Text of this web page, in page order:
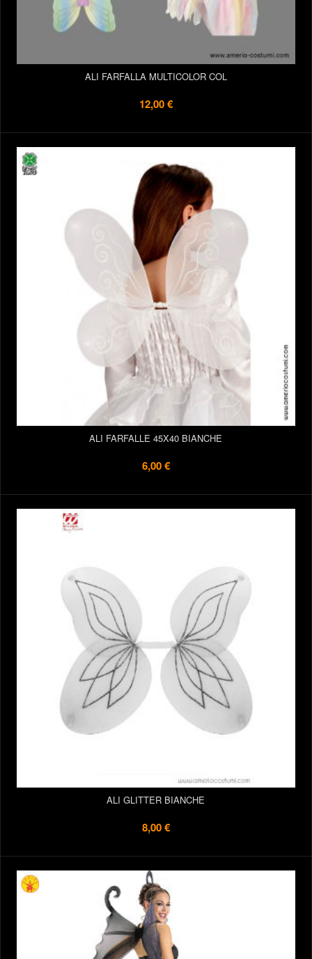
ALI FARFALLA MULTICOLOR COL
12,00 €
ALI FARFALLE 45X40 BIANCHE
6,00 €
ALI GLITTER BIANCHE
8,00 €